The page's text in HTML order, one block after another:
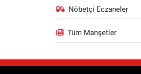
Nöbetçi Eczaneler
Tüm Manşetler